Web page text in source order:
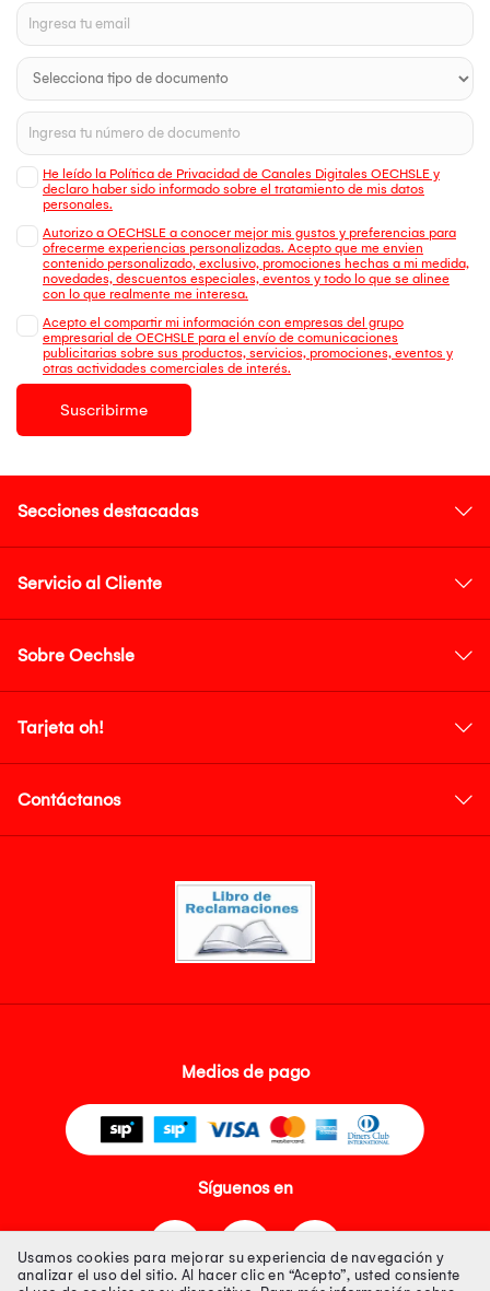
He leído la Política de Privacidad de Canales Digitales OECHSLE y
declaro haber sido informado sobre el tratamiento de mis datos
personales.
Autorizo a OECHSLE a conocer mejor mis gustos y preferencias para
ofrecerme experiencias personalizadas. Acepto que me envien
contenido personalizado, exclusivo, promociones hechas a mi medida,
novedades, descuentos especiales, eventos y todo lo que se alinee
con lo que realmente me interesa.
Acepto el compartir mi información con empresas del grupo
empresarial de OECHSLE para el envío de comunicaciones
publicitarias sobre sus productos, servicios, promociones, eventos y
otras actividades comerciales de interés.
Suscribirme
Secciones destacadas
Servicio al Cliente
Sobre Oechsle
Tarjeta oh!
Contáctanos
Medios de pago
Síguenos en
Usamos cookies para mejorar su experiencia de navegación y
analizar el uso del sitio. Al hacer clic en “Acepto”, usted consiente